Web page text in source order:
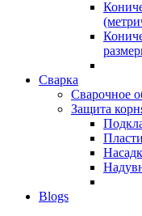
Сварка
Сварочное
Защита
Blogs